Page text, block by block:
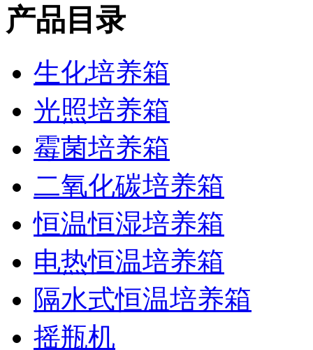
产品目录
生化培养箱
光照培养箱
霉菌培养箱
二氧化碳培养箱
恒温恒湿培养箱
电热恒温培养箱
隔水式恒温培养箱
摇瓶机